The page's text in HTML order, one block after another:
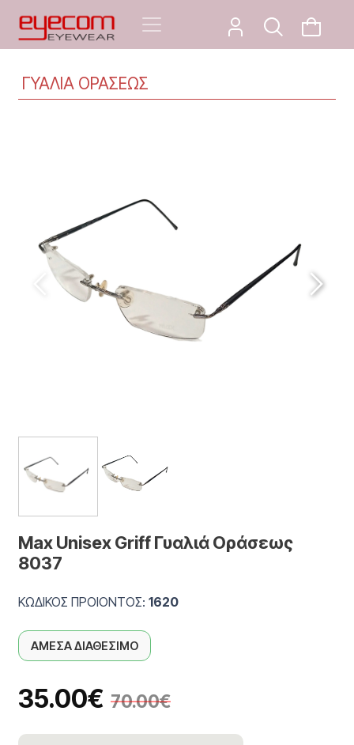
ΓΥΑΛΙΑ ΟΡΑΣΕΩΣ
Max Unisex Griff Γυαλιά Οράσεως
8037
ΚΩΔΙΚΟΣ ΠΡΟΙΟΝΤΟΣ:1620
ΑΜΕΣΑ ΔΙΑΘΕΣΙΜΟ
35.00€ 70.00€